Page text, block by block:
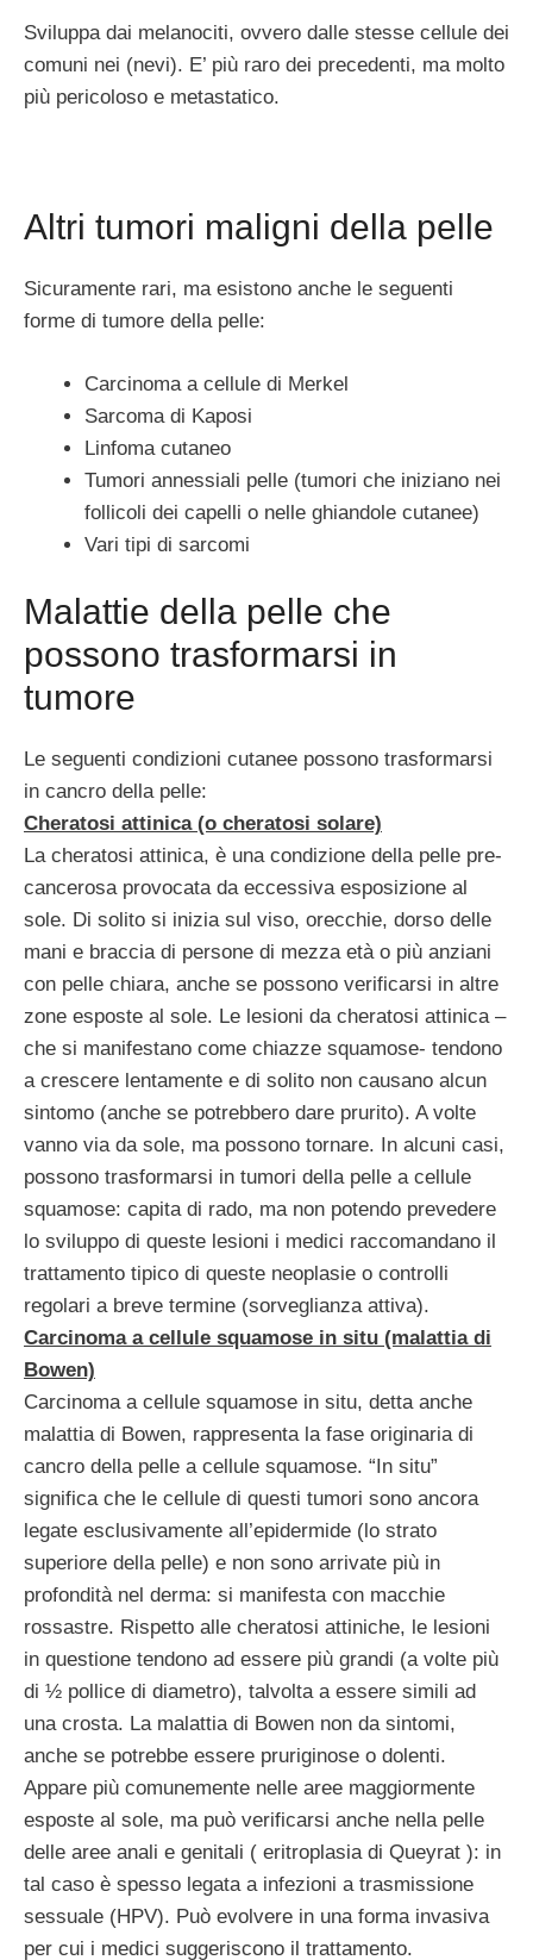
Sviluppa dai melanociti, ovvero dalle stesse cellule dei
comuni nei (nevi). E’ più raro dei precedenti, ma molto
più pericoloso e metastatico.
Altri tumori maligni della pelle
Sicuramente rari, ma esistono anche le seguenti
forme di tumore della pelle:
Carcinoma a cellule di Merkel
Sarcoma di Kaposi
Linfoma cutaneo
Tumori annessiali pelle (tumori che iniziano nei
follicoli dei capelli o nelle ghiandole cutanee)
Vari tipi di sarcomi
Malattie della pelle che
possono trasformarsi in
tumore
Le seguenti condizioni cutanee possono trasformarsi
in cancro della pelle:
Cheratosi attinica (o cheratosi solare)
La cheratosi attinica, è una condizione della pelle pre-
cancerosa provocata da eccessiva esposizione al
sole. Di solito si inizia sul viso, orecchie, dorso delle
mani e braccia di persone di mezza età o più anziani
con pelle chiara, anche se possono verificarsi in altre
zone esposte al sole. Le lesioni da cheratosi attinica –
che si manifestano come chiazze squamose- tendono
a crescere lentamente e di solito non causano alcun
sintomo (anche se potrebbero dare prurito). A volte
vanno via da sole, ma possono tornare. In alcuni casi,
possono trasformarsi in tumori della pelle a cellule
squamose: capita di rado, ma non potendo prevedere
lo sviluppo di queste lesioni i medici raccomandano il
trattamento tipico di queste neoplasie o controlli
regolari a breve termine (sorveglianza attiva).
Carcinoma a cellule squamose in situ (malattia di
Bowen)
Carcinoma a cellule squamose in situ, detta anche
malattia di Bowen, rappresenta la fase originaria di
cancro della pelle a cellule squamose. “In situ”
significa che le cellule di questi tumori sono ancora
legate esclusivamente all’epidermide (lo strato
superiore della pelle) e non sono arrivate più in
profondità nel derma: si manifesta con macchie
rossastre. Rispetto alle cheratosi attiniche, le lesioni
in questione tendono ad essere più grandi (a volte più
di ½ pollice di diametro), talvolta a essere simili ad
una crosta. La malattia di Bowen non da sintomi,
anche se potrebbe essere pruriginose o dolenti.
Appare più comunemente nelle aree maggiormente
esposte al sole, ma può verificarsi anche nella pelle
delle aree anali e genitali ( eritroplasia di Queyrat ): in
tal caso è spesso legata a infezioni a trasmissione
sessuale (HPV). Può evolvere in una forma invasiva
per cui i medici suggeriscono il trattamento.